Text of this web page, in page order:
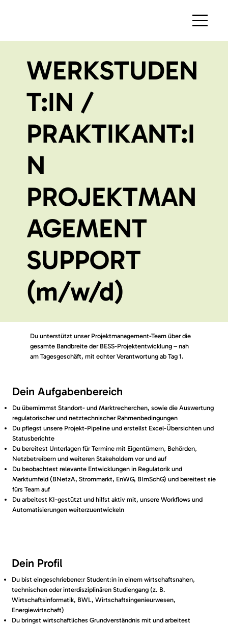
WERKSTUDEN
T:IN /
PRAKTIKANT:I
N
PROJEKTMAN
AGEMENT
SUPPORT
(m/w/d)
Du unterstützt unser Projektmanagement-Team über die
gesamte Bandbreite der BESS-Projektentwicklung – nah
am Tagesgeschäft, mit echter Verantwortung ab Tag 1.
Dein Aufgabenbereich
Du übernimmst Standort- und Marktrecherchen, sowie die Auswertung
regulatorischer und netztechnischer Rahmenbedingungen
Du pflegst unsere Projekt-Pipeline und erstellst Excel-Übersichten und
Statusberichte
Du bereitest Unterlagen für Termine mit Eigentümern, Behörden,
Netzbetreibern und weiteren Stakeholdern vor und auf
Du beobachtest relevante Entwicklungen in Regulatorik und
Marktumfeld (BNetzA, Strommarkt, EnWG, BImSchG) und bereitest sie
fürs Team auf
Du arbeitest KI-gestützt und hilfst aktiv mit, unsere Workflows und
Automatisierungen weiterzuentwickeln
Dein Profil
Du bist eingeschriebene:r Student:in in einem wirtschaftsnahen,
technischen oder interdisziplinären Studiengang (z. B.
Wirtschaftsinformatik, BWL, Wirtschaftsingenieurwesen,
Energiewirtschaft)
Du bringst wirtschaftliches Grundverständnis mit und arbeitest